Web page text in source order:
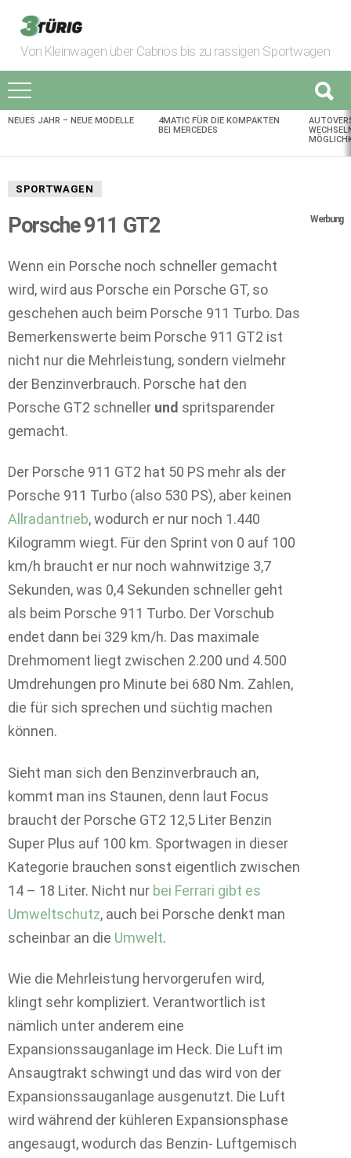
Von Kleinwagen über Cabrios bis zu rassigen Sportwagen
AKTUELLES
NEUES JAHR – NEUE MODELLE
4MATIC FÜR DIE KOMPAKTEN
BEI MERCEDES
SPORTWAGEN
Porsche 911 GT2 Werbung
Wenn ein Porsche noch schneller gemacht
wird, wird aus Porsche ein Porsche GT, so
geschehen auch beim Porsche 911 Turbo. Das
Bemerkenswerte beim Porsche 911 GT2 ist
nicht nur die Mehrleistung, sondern vielmehr
der Benzinverbrauch. Porsche hat den
Porsche GT2 schneller und spritsparender
gemacht.
Der Porsche 911 GT2 hat 50 PS mehr als der
Porsche 911 Turbo (also 530 PS), aber keinen
Allradantrieb, wodurch er nur noch 1.440
Kilogramm wiegt. Für den Sprint von 0 auf 100
km/h braucht er nur noch wahnwitzige 3,7
Sekunden, was 0,4 Sekunden schneller geht
als beim Porsche 911 Turbo. Der Vorschub
endet dann bei 329 km/h. Das maximale
Drehmoment liegt zwischen 2.200 und 4.500
Umdrehungen pro Minute bei 680 Nm. Zahlen,
die für sich sprechen und süchtig machen
können.
Sieht man sich den Benzinverbrauch an,
kommt man ins Staunen, denn laut Focus
braucht der Porsche GT2 12,5 Liter Benzin
Super Plus auf 100 km. Sportwagen in dieser
Kategorie brauchen sonst eigentlich zwischen
14 – 18 Liter. Nicht nur bei Ferrari gibt es
Umweltschutz, auch bei Porsche denkt man
scheinbar an die Umwelt.
Wie die Mehrleistung hervorgerufen wird,
klingt sehr kompliziert. Verantwortlich ist
nämlich unter anderem eine
Expansionssauganlage im Heck. Die Luft im
Ansaugtrakt schwingt und das wird von der
Expansionssauganlage ausgenutzt. Die Luft
wird während der kühleren Expansionsphase
angesaugt, wodurch das Benzin- Luftgemisch